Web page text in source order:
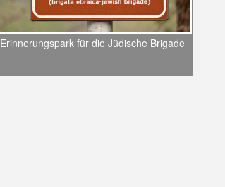
Erinnerungspark für die Jüdische Brigade